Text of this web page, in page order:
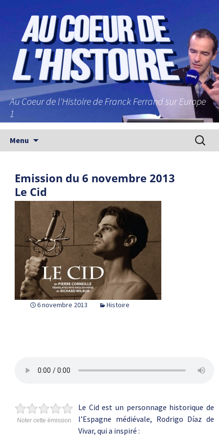
Au Coeur de l'Histoire de Franck Ferrand sur Europe
1
Menu
Emission du 6 novembre 2013
Le Cid
6 novembre 2013 Histoire
Noter cette émission
Le Cid est un personnage historique de
l’Espagne médiévale, Rodrigo Díaz de
Vivar, qui a inspiré :